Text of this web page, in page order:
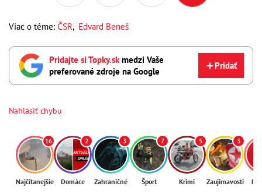
Viac o téme: ČSR, Edvard Beneš
Pridajte si Topky.sk medzi Vaše
preferované zdroje na Google
Pridať
Nahlásiť chybu
16
Najčítanejšie
2
Domáce
3
Zahraničné
7
Šport
5
Krimi
3
Zaujímavosti